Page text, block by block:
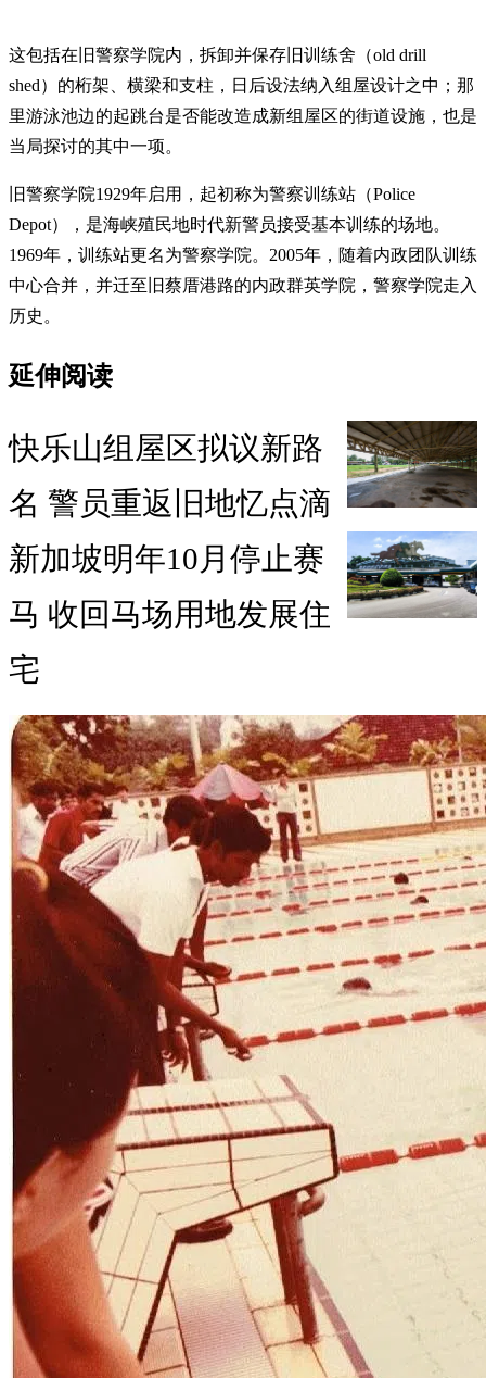
这包括在旧警察学院内，拆卸并保存旧训练舍（old drill
shed）的桁架、横梁和支柱，日后设法纳入组屋设计之中；那
里游泳池边的起跳台是否能改造成新组屋区的街道设施，也是
当局探讨的其中一项。
旧警察学院1929年启用，起初称为警察训练站（Police
Depot），是海峡殖民地时代新警员接受基本训练的场地。
1969年，训练站更名为警察学院。2005年，随着内政团队训练
中心合并，并迁至旧蔡厝港路的内政群英学院，警察学院走入
历史。
延伸阅读
快乐山组屋区拟议新路
名 警员重返旧地忆点滴
新加坡明年10月停止赛
马 收回马场用地发展住
宅